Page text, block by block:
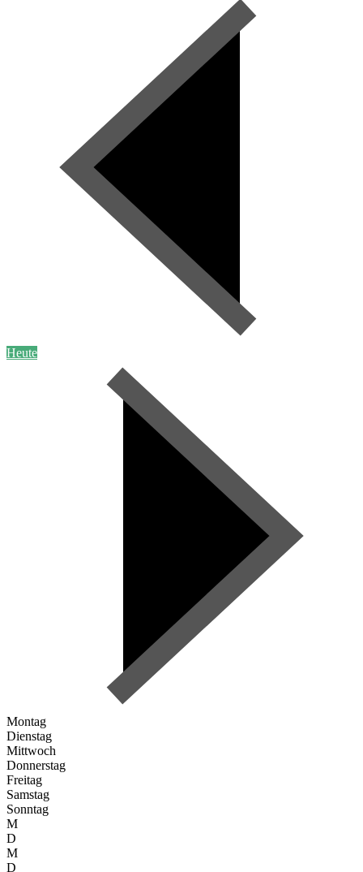
Heute
Montag
Dienstag
Mittwoch
Donnerstag
Freitag
Samstag
Sonntag
M
D
M
D